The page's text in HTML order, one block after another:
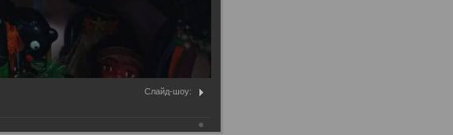
Слайд-шоу: